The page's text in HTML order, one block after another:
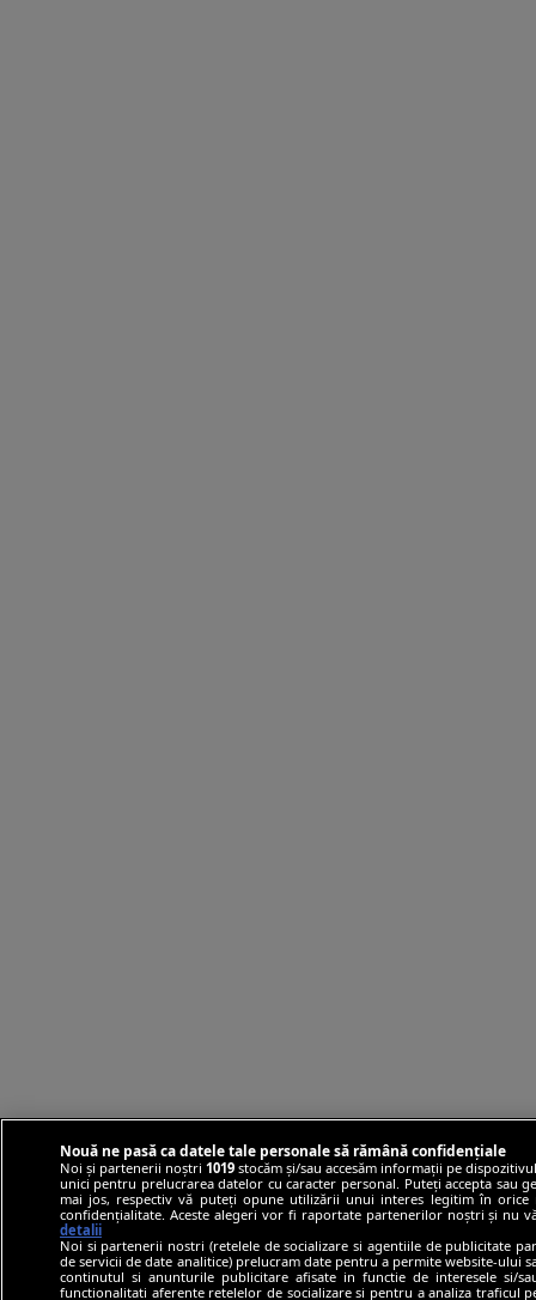
Nouă ne pasă ca datele tale personale să rămână confidențiale
Noi și partenerii noștri 1019stocăm și/sau accesăm informații pe
unici pentru prelucrarea datelor cu caracter personal. Puteți accepta sau
mai jos, respectiv vă puteți opune utilizării unui interes legitim în
confidențialitate. Aceste alegeri vor fi raportate partenerilor noștri și nu
detalii
Noi si partenerii nostri (retelele de socializare si agentiile de publicitate
de servicii de date analitice) prelucram date pentru a permite website-ului
continutul si anunturile publicitare afisate in functie de interesele si/
functionalitati aferente retelelor de socializare si pentru a analiza traficul